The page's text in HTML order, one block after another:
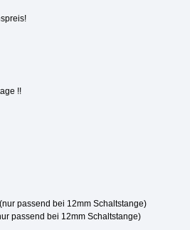
!!
passend bei 12mm Schaltstange)
passend bei 12mm Schaltstange)